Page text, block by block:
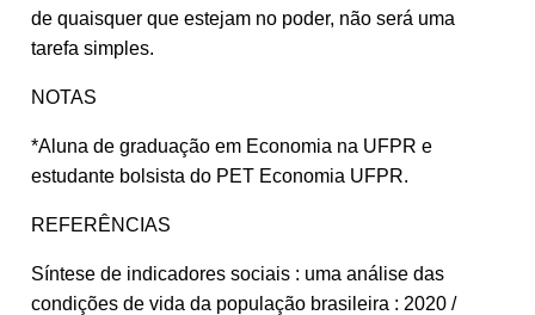
de quaisquer que estejam no poder, não será uma
tarefa simples.
NOTAS
*Aluna de graduação em Economia na UFPR e
estudante bolsista do PET Economia UFPR.
REFERÊNCIAS
Síntese de indicadores sociais : uma análise das
condições de vida da população brasileira : 2020 /